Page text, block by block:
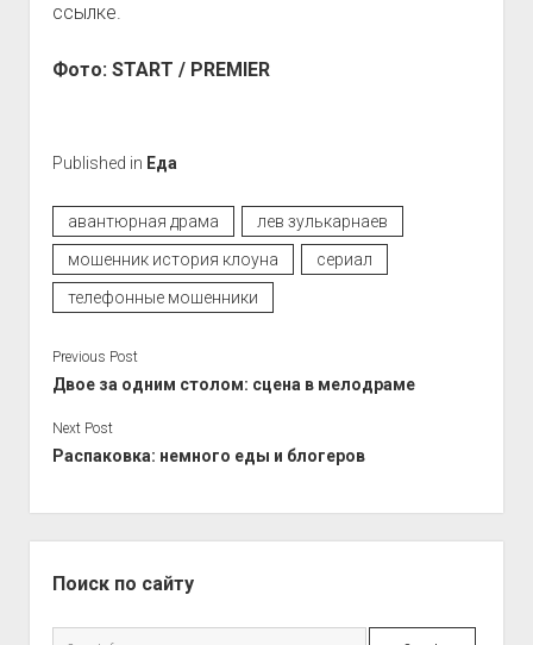
ссылке.
Фото: START / PREMIER
Published in Еда
авантюрная драма
лев зулькарнаев
мошенник история клоуна
сериал
телефонные мошенники
Previous Post
Двое за одним столом: сцена в мелодраме
Next Post
Распаковка: немного еды и блогеров
Поиск по сайту
Search